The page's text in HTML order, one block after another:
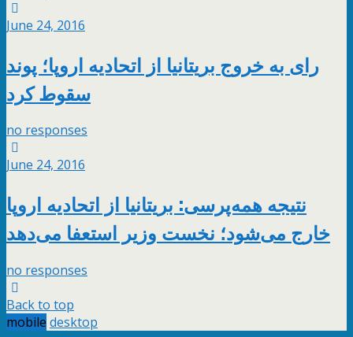
June 24, 2016
رای به خروج بریتانیا از اتحادیه اروپا؛ پوند
سقوط کرد
no responses
June 24, 2016
نتیجه همه‌پرسی: بریتانیا از اتحادیه اروپا
خارج می‌شود؛ نخست وزیر استعفا می‌دهد
no responses
Back to top
mobile desktop